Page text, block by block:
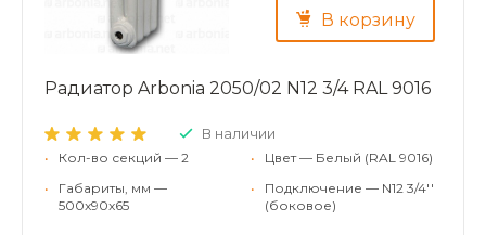
В корзину
Радиатор Arbonia 2050/02 N12 3/4 RAL 9016
В наличии
•
Кол-во секций — 2
•
Габариты, мм —
500x90x65
•
Цвет — Белый (RAL 9016)
•
Подключение — N12 3/4''
(боковое)